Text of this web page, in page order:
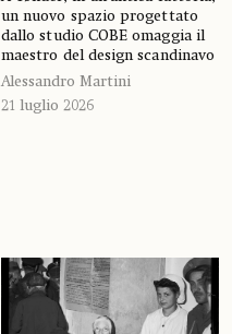
un nuovo spazio progettato
dallo studio COBE omaggia il
maestro del design scandinavo
Alessandro Martini
21 luglio 2026